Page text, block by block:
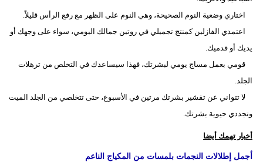
اختاري وضعية النوم الصحيحة، وهي النوم على الظهر مع رفع الرأس قليلاً.
اعتمدي الفازلين كمنتج تجميلي في روتين جمالك اليومي، سواء على وجهك أو
يديك أو قدميك.
قومي بعمل مساج يومي لبشرتك، فهذا سيساعدك في التخلص من ترهلات
الجلد.
لا تتواني عن تقشير بشرتك مرتين في الأسبوع، حتى تتخلصي من الجلد الميت
وتجددي حيوية بشرتك.
أخبار تهمك أيضا
أجمل إطلالات النجمات بلمسات من المكياج الناعم